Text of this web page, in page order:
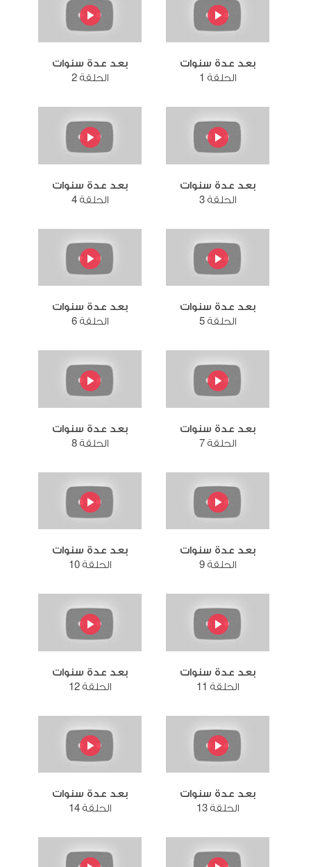
بعد عدة سنوات
الحلقة 1
بعد عدة سنوات
الحلقة 2
بعد عدة سنوات
الحلقة 3
بعد عدة سنوات
الحلقة 4
بعد عدة سنوات
الحلقة 5
بعد عدة سنوات
الحلقة 6
بعد عدة سنوات
الحلقة 7
بعد عدة سنوات
الحلقة 8
بعد عدة سنوات
الحلقة 9
بعد عدة سنوات
الحلقة 10
بعد عدة سنوات
الحلقة 11
بعد عدة سنوات
الحلقة 12
بعد عدة سنوات
الحلقة 13
بعد عدة سنوات
الحلقة 14